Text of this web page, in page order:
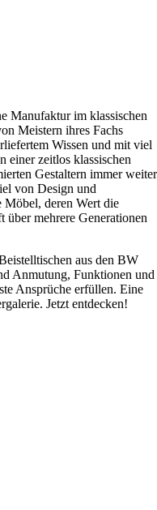
Manufaktur im klassischen
Meistern ihres Fachs
Wissen und mit viel
einer zeitlos klassischen
Gestaltern immer weiter
von Design und
Möbel, deren Wert die
über mehrere Generationen
aus den BW
Anmutung, Funktionen und
Ansprüche erfüllen. Eine
Jetzt entdecken!